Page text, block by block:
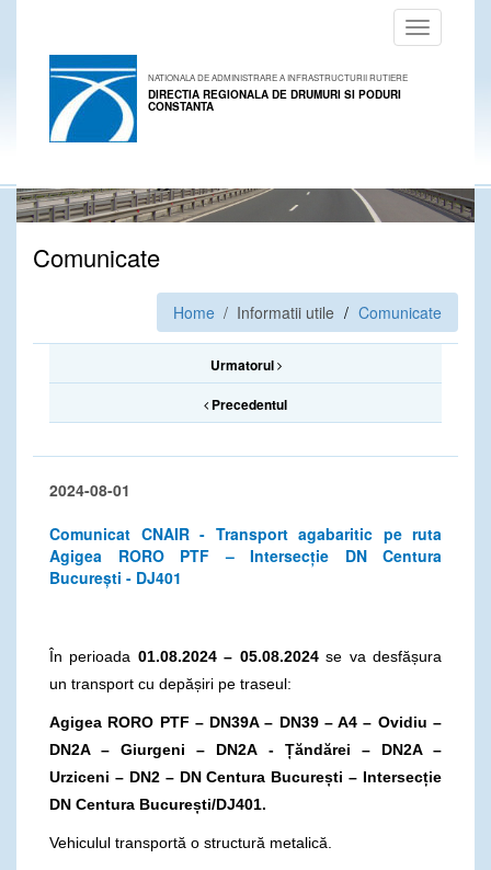
Toggle
navigation
NATIONALA DE ADMINISTRARE A INFRASTRUCTURII RUTIERE
DIRECTIA REGIONALA DE DRUMURI SI PODURI
CONSTANTA
Comunicate
Home / Informatii utile Comunicate
Urmatorul
Precedentul
2024-08-01
Comunicat CNAIR - Transport agabaritic pe ruta
Agigea RORO PTF – Intersecție DN Centura
București - DJ401
În perioada 01.08.2024 – 05.08.2024se va desfășura
un transport cu depășiri pe traseul:
Agigea RORO PTF – DN39A – DN39 – A4 – Ovidiu –
DN2A – Giurgeni – DN2A - Țăndărei – DN2A –
Urziceni – DN2 – DN Centura București – Intersecție
DN Centura București/DJ401.
Vehiculul transportă o structură metalică.